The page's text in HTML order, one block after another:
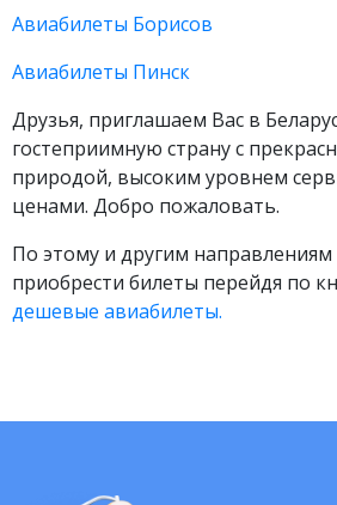
Авиабилеты Борисов
Авиабилеты Пинск
Друзья, приглашаем Вас в
гостеприимную страну с
природой, высоким уровнем
ценами. Добро пожаловать.
По этому и другим
приобрести билеты перейдя по
дешевые авиабилеты.